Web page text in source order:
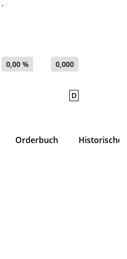
·
0,00 % 0,000
D
Orderbuch Historische